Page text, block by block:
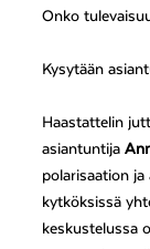
Onko
Kysytään
Haastattelin
asiantuntija
polarisaation
kytköksissä
keskustelussa